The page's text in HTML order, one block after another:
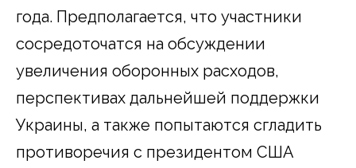
года. Предполагается, что участники
сосредоточатся на обсуждении
увеличения оборонных расходов,
перспективах дальнейшей поддержки
Украины, а также попытаются сгладить
противоречия с президентом США